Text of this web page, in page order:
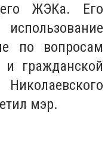
ЖЭКа. Его
по вопросам
и гражданской
мэр.